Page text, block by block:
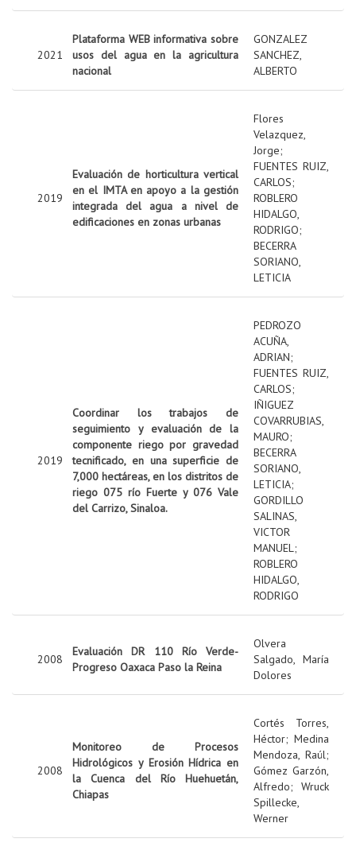
2021
Plataforma WEB informativa sobre
usos del agua en la agricultura
nacional
GONZALEZ
SANCHEZ,
ALBERTO
2019
Evaluación de horticultura vertical
en el IMTA en apoyo a la gestión
integrada del agua a nivel de
edificaciones en zonas urbanas
Flores
Velazquez,
Jorge;
FUENTES RUIZ,
CARLOS;
ROBLERO
HIDALGO,
RODRIGO;
BECERRA
SORIANO,
LETICIA
2019
Coordinar los trabajos de
seguimiento y evaluación de la
componente riego por gravedad
tecnificado, en una superficie de
7,000 hectáreas, en los distritos de
riego 075 río Fuerte y 076 Vale
del Carrizo, Sinaloa.
PEDROZO
ACUÑA,
ADRIAN;
FUENTES RUIZ,
CARLOS;
IÑIGUEZ
COVARRUBIAS,
MAURO;
BECERRA
SORIANO,
LETICIA;
GORDILLO
SALINAS,
VICTOR
MANUEL;
ROBLERO
HIDALGO,
RODRIGO
2008
Evaluación DR 110 Río Verde-
Progreso Oaxaca Paso la Reina
Olvera
Salgado, María
Dolores
2008
Monitoreo de Procesos
Hidrológicos y Erosión Hídrica en
la Cuenca del Río Huehuetán,
Chiapas
Cortés Torres,
Héctor; Medina
Mendoza, Raúl;
Gómez Garzón,
Alfredo; Wruck
Spillecke,
Werner